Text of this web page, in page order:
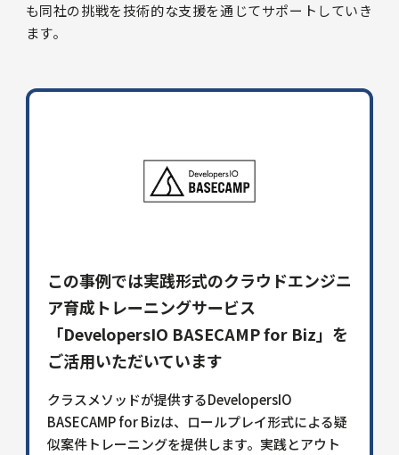
も同社の挑戦を技術的な支援を通じてサポートしていき
ます。
この事例では実践形式のクラウドエンジニ
ア育成トレーニングサービス
「DevelopersIO BASECAMP for Biz」を
ご活用いただいています
クラスメソッドが提供するDevelopersIO
BASECAMP for Bizは、ロールプレイ形式による疑
似案件トレーニングを提供します。実践とアウト